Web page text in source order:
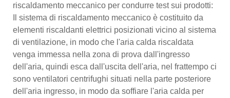
riscaldamento meccanico per condurre test sui prodotti:
Il sistema di riscaldamento meccanico è costituito da
elementi riscaldanti elettrici posizionati vicino al sistema
di ventilazione, in modo che l'aria calda riscaldata
venga immessa nella zona di prova dall'ingresso
dell'aria, quindi esca dall'uscita dell'aria, nel frattempo ci
sono ventilatori centrifughi situati nella parte posteriore
dell'aria ingresso, in modo da soffiare l'aria calda per